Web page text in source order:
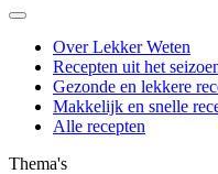
Over Lekker Weten
Recepten uit het
Gezonde en lekkere
Makkelijk en snelle
Alle recepten
Thema's